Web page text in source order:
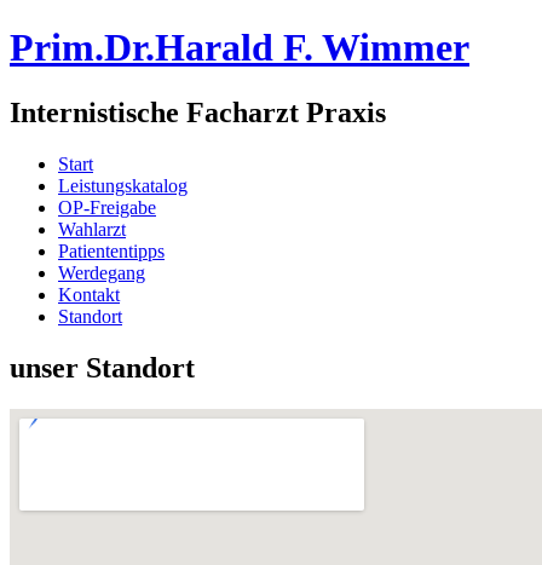
Prim.Dr.Harald F. Wimmer
Internistische Facharzt Praxis
Start
Leistungskatalog
OP-Freigabe
Wahlarzt
Patiententipps
Werdegang
Kontakt
Standort
unser Standort